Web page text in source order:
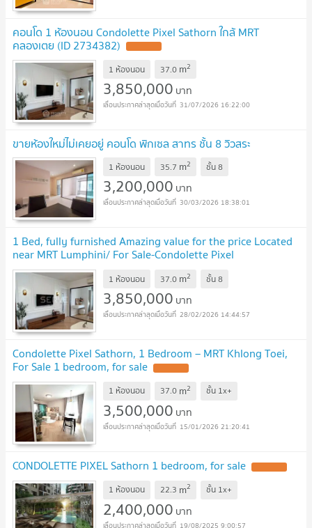
คอนโด 1 ห้องนอน Condolette Pixel Sathorn ใกล้ MRT
คลองเตย (ID 2734382)
1 ห้องนอน 37.0 m2
3,850,000 บาท
31/07/2026 16:22:00
ขายห้องใหม่ไม่เคยอยู่ คอนโด พิกเซล สาทร ชั้น 8 วิวสระ
1 ห้องนอน 35.7 m2 ชั้น8
3,200,000 บาท
30/03/2026 18:38:01
1 Bed, fully furnished Amazing value for the price Located
near MRT Lumphini/ For Sale-Condolette Pixel
Sathorn
1 ห้องนอน 37.0 m2 ชั้น8
3,850,000 บาท
28/02/2026 14:44:57
Condolette Pixel Sathorn, 1 Bedroom – MRT Khlong Toei,
For Sale 1 bedroom, for sale
1 ห้องนอน 37.0 m2 ชั้น 1x+
3,500,000 บาท
15/01/2026 21:20:41
CONDOLETTE PIXEL Sathorn 1 bedroom, for sale
1 ห้องนอน 22.3 m2 ชั้น 1x+
2,400,000 บาท
19/08/2025 9:00:57